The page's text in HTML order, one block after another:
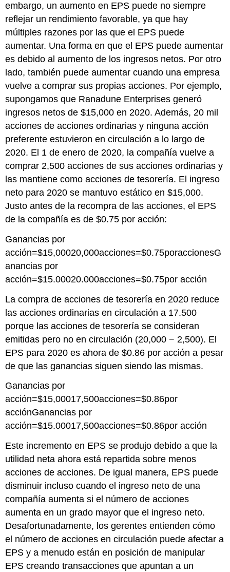
embargo, un aumento en EPS puede no siempre
reflejar un rendimiento favorable, ya que hay
múltiples razones por las que el EPS puede
aumentar. Una forma en que el EPS puede aumentar
es debido al aumento de los ingresos netos. Por otro
lado, también puede aumentar cuando una empresa
vuelve a comprar sus propias acciones. Por ejemplo,
supongamos que Ranadune Enterprises generó
ingresos netos de $15,000 en 2020. Además, 20 mil
acciones de acciones ordinarias y ninguna acción
preferente estuvieron en circulación a lo largo de
2020. El 1 de enero de 2020, la compañía vuelve a
comprar 2,500 acciones de sus acciones ordinarias y
las mantiene como acciones de tesorería. El ingreso
neto para 2020 se mantuvo estático en $15,000.
Justo antes de la recompra de las acciones, el EPS
de la compañía es de $0.75 por acción:
Ganancias por
acción=$15,00020,000acciones=$0.75poraccionesG
anancias por
acción=$15.00020.000acciones=$0.75por acción
La compra de acciones de tesorería en 2020 reduce
las acciones ordinarias en circulación a 17.500
porque las acciones de tesorería se consideran
emitidas pero no en circulación (20,000 − 2,500). El
EPS para 2020 es ahora de $0.86 por acción a pesar
de que las ganancias siguen siendo las mismas.
Ganancias por
acción=$15,00017,500acciones=$0.86por
acciónGanancias por
acción=$15.00017,500acciones=$0.86por acción
Este incremento en EPS se produjo debido a que la
utilidad neta ahora está repartida sobre menos
acciones de acciones. De igual manera, EPS puede
disminuir incluso cuando el ingreso neto de una
compañía aumenta si el número de acciones
aumenta en un grado mayor que el ingreso neto.
Desafortunadamente, los gerentes entienden cómo
el número de acciones en circulación puede afectar a
EPS y a menudo están en posición de manipular
EPS creando transacciones que apuntan a un